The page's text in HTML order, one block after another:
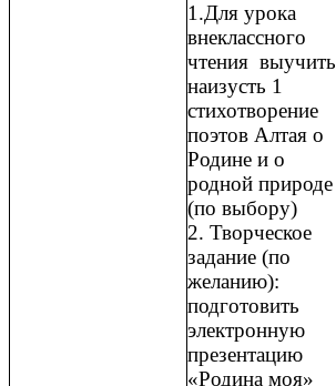
1.Для урока
внеклассного
чтения выучить
наизусть 1
стихотворение
поэтов Алтая о
Родине и о
родной природе
(по выбору)
2. Творческое
задание (по
желанию):
подготовить
электронную
презентацию
«Родина моя»